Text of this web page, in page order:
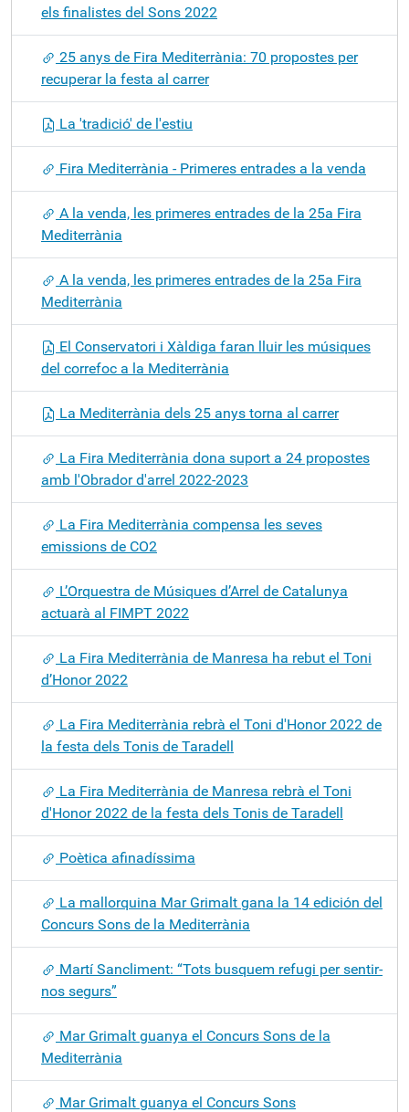
els finalistes del Sons 2022
25 anys de Fira Mediterrània: 70 propostes per
recuperar la festa al carrer
La 'tradició' de l'estiu
Fira Mediterrània - Primeres entrades a la venda
A la venda, les primeres entrades de la 25a Fira
Mediterrània
A la venda, les primeres entrades de la 25a Fira
Mediterrània
El Conservatori i Xàldiga faran lluir les músiques
del correfoc a la Mediterrània
La Mediterrània dels 25 anys torna al carrer
La Fira Mediterrània dona suport a 24 propostes
amb l'Obrador d'arrel 2022-2023
La Fira Mediterrània compensa les seves
emissions de CO2
L’Orquestra de Músiques d’Arrel de Catalunya
actuarà al FIMPT 2022
La Fira Mediterrània de Manresa ha rebut el Toni
d’Honor 2022
La Fira Mediterrània rebrà el Toni d'Honor 2022 de
la festa dels Tonis de Taradell
La Fira Mediterrània de Manresa rebrà el Toni
d'Honor 2022 de la festa dels Tonis de Taradell
Poètica afinadíssima
La mallorquina Mar Grimalt gana la 14 edición del
Concurs Sons de la Mediterrània
Martí Sancliment: “Tots busquem refugi per sentir-
nos segurs”
Mar Grimalt guanya el Concurs Sons de la
Mediterrània
Mar Grimalt guanya el Concurs Sons